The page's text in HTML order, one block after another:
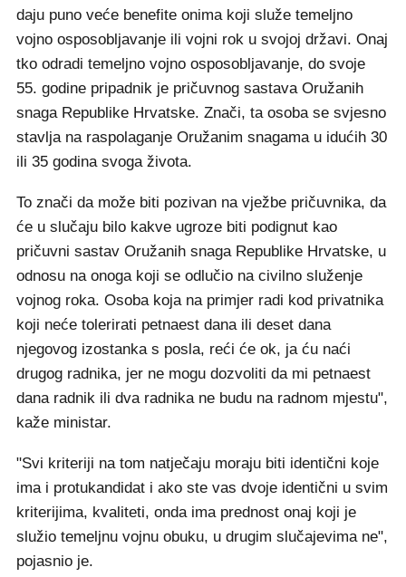
daju puno veće benefite onima koji služe temeljno
vojno osposobljavanje ili vojni rok u svojoj državi. Onaj
tko odradi temeljno vojno osposobljavanje, do svoje
55. godine pripadnik je pričuvnog sastava Oružanih
snaga Republike Hrvatske. Znači, ta osoba se svjesno
stavlja na raspolaganje Oružanim snagama u idućih 30
ili 35 godina svoga života.
To znači da može biti pozivan na vježbe pričuvnika, da
će u slučaju bilo kakve ugroze biti podignut kao
pričuvni sastav Oružanih snaga Republike Hrvatske, u
odnosu na onoga koji se odlučio na civilno služenje
vojnog roka. Osoba koja na primjer radi kod privatnika
koji neće tolerirati petnaest dana ili deset dana
njegovog izostanka s posla, reći će ok, ja ću naći
drugog radnika, jer ne mogu dozvoliti da mi petnaest
dana radnik ili dva radnika ne budu na radnom mjestu",
kaže ministar.
"Svi kriteriji na tom natječaju moraju biti identični koje
ima i protukandidat i ako ste vas dvoje identični u svim
kriterijima, kvaliteti, onda ima prednost onaj koji je
služio temeljnu vojnu obuku, u drugim slučajevima ne",
pojasnio je.